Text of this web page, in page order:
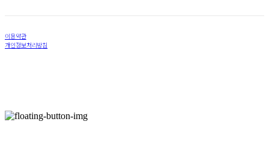
이용약관
개인정보처리방침